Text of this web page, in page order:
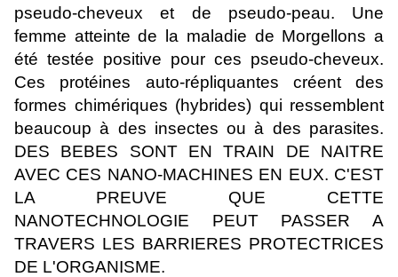
pseudo-cheveux et de pseudo-peau. Une
femme atteinte de la maladie de Morgellons a
été testée positive pour ces pseudo-cheveux.
Ces protéines auto-répliquantes créent des
formes chimériques (hybrides) qui ressemblent
beaucoup à des insectes ou à des parasites.
DES BEBES SONT EN TRAIN DE NAITRE
AVEC CES NANO-MACHINES EN EUX. C'EST
LA PREUVE QUE CETTE
NANOTECHNOLOGIE PEUT PASSER A
TRAVERS LES BARRIERES PROTECTRICES
DE L'ORGANISME.